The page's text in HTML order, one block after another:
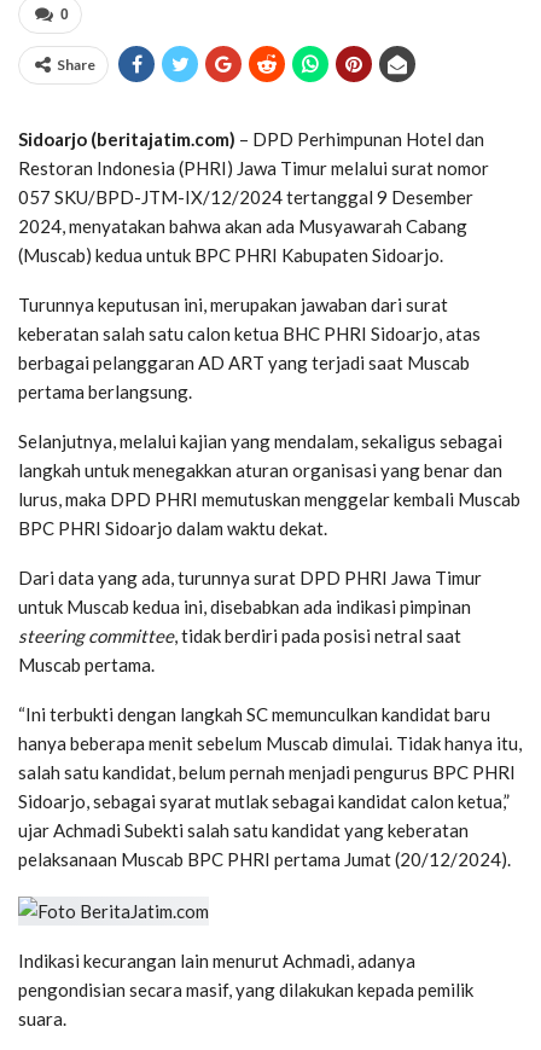
0
Share
Sidoarjo (beritajatim.com) – DPD Perhimpunan Hotel dan
Restoran Indonesia (PHRI) Jawa Timur melalui surat nomor
057 SKU/BPD-JTM-IX/12/2024 tertanggal 9 Desember
2024, menyatakan bahwa akan ada Musyawarah Cabang
(Muscab) kedua untuk BPC PHRI Kabupaten Sidoarjo.
Turunnya keputusan ini, merupakan jawaban dari surat
keberatan salah satu calon ketua BHC PHRI Sidoarjo, atas
berbagai pelanggaran AD ART yang terjadi saat Muscab
pertama berlangsung.
Selanjutnya, melalui kajian yang mendalam, sekaligus sebagai
langkah untuk menegakkan aturan organisasi yang benar dan
lurus, maka DPD PHRI memutuskan menggelar kembali Muscab
BPC PHRI Sidoarjo dalam waktu dekat.
Dari data yang ada, turunnya surat DPD PHRI Jawa Timur
untuk Muscab kedua ini, disebabkan ada indikasi pimpinan
steering committee, tidak berdiri pada posisi netral saat
Muscab pertama.
“Ini terbukti dengan langkah SC memunculkan kandidat baru
hanya beberapa menit sebelum Muscab dimulai. Tidak hanya itu,
salah satu kandidat, belum pernah menjadi pengurus BPC PHRI
Sidoarjo, sebagai syarat mutlak sebagai kandidat calon ketua,”
ujar Achmadi Subekti salah satu kandidat yang keberatan
pelaksanaan Muscab BPC PHRI pertama Jumat (20/12/2024).
Indikasi kecurangan lain menurut Achmadi, adanya
pengondisian secara masif, yang dilakukan kepada pemilik
suara.